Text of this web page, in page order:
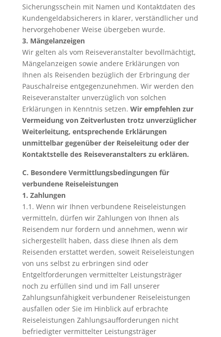
Sicherungsschein mit Namen und Kontaktdaten des
Kundengeldabsicherers in klarer, verständlicher und
hervorgehobener Weise übergeben wurde.
3. Mängelanzeigen
Wir gelten als vom Reiseveranstalter bevollmächtigt,
Mängelanzeigen sowie andere Erklärungen von
Ihnen als Reisenden bezüglich der Erbringung der
Pauschalreise entgegenzunehmen. Wir werden den
Reiseveranstalter unverzüglich von solchen
Erklärungen in Kenntnis setzen. Wir empfehlen zur
Vermeidung von Zeitverlusten trotz unverzüglicher
Weiterleitung, entsprechende Erklärungen
unmittelbar gegenüber der Reiseleitung oder der
Kontaktstelle des Reiseveranstalters zu erklären.
C. Besondere Vermittlungsbedingungen für
verbundene Reiseleistungen
1. Zahlungen
1.1. Wenn wir Ihnen verbundene Reiseleistungen
vermitteln, dürfen wir Zahlungen von Ihnen als
Reisendem nur fordern und annehmen, wenn wir
sichergestellt haben, dass diese Ihnen als dem
Reisenden erstattet werden, soweit Reiseleistungen
von uns selbst zu erbringen sind oder
Entgeltforderungen vermittelter Leistungsträger
noch zu erfüllen sind und im Fall unserer
Zahlungsunfähigkeit verbundener Reiseleistungen
ausfallen oder Sie im Hinblick auf erbrachte
Reiseleistungen Zahlungsaufforderungen nicht
befriedigter vermittelter Leistungsträger